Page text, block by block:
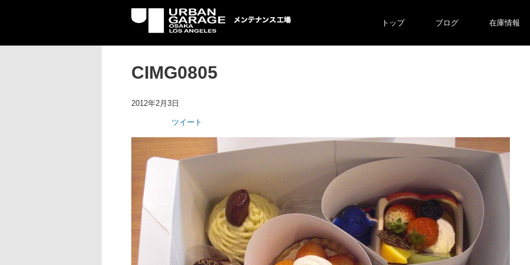
UG メンテナンス工場
トップ ブログ 在庫情報
CIMG0805
2012年2月3日
ツイート